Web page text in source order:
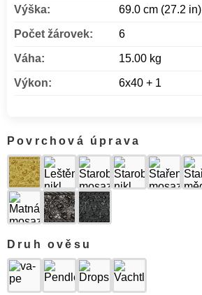
Výška: 69.0 cm (27.2 in)
Počet žárovek: 6
Váha: 15.00 kg
Výkon: 6x40 + 1
Povrchová úprava
Druh ověsu